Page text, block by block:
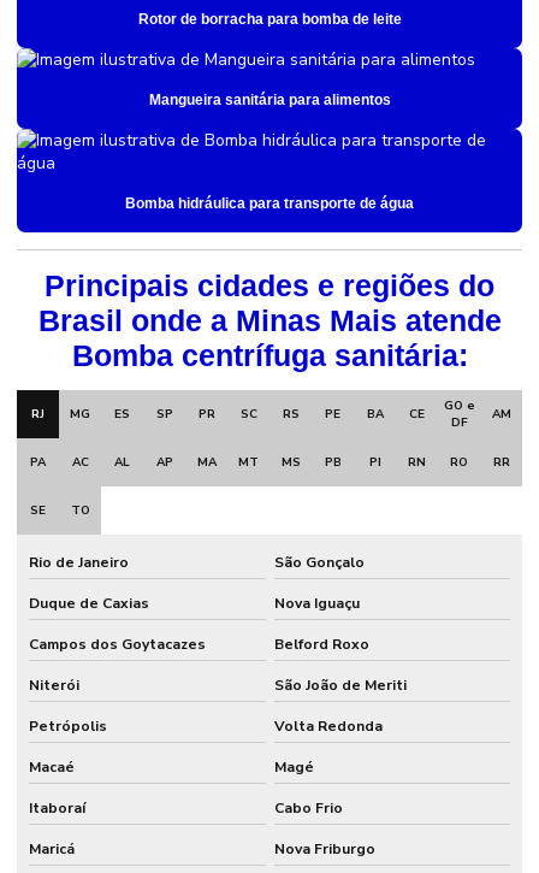
Rotor de borracha para bomba de leite
Mangueira sanitária para alimentos
Bomba hidráulica para transporte de água
Principais cidades e regiões do
Brasil onde a Minas Mais atende
Bomba centrífuga sanitária:
RJ MG ES SP PR SC RS PE BA CE
GO e
DF
AM
PA AC AL AP MA MT MS PB PI RN RO RR
SE TO
Rio de Janeiro São Gonçalo
Duque de Caxias Nova Iguaçu
Campos dos Goytacazes Belford Roxo
Niterói São João de Meriti
Petrópolis Volta Redonda
Macaé Magé
Itaboraí Cabo Frio
Maricá Nova Friburgo